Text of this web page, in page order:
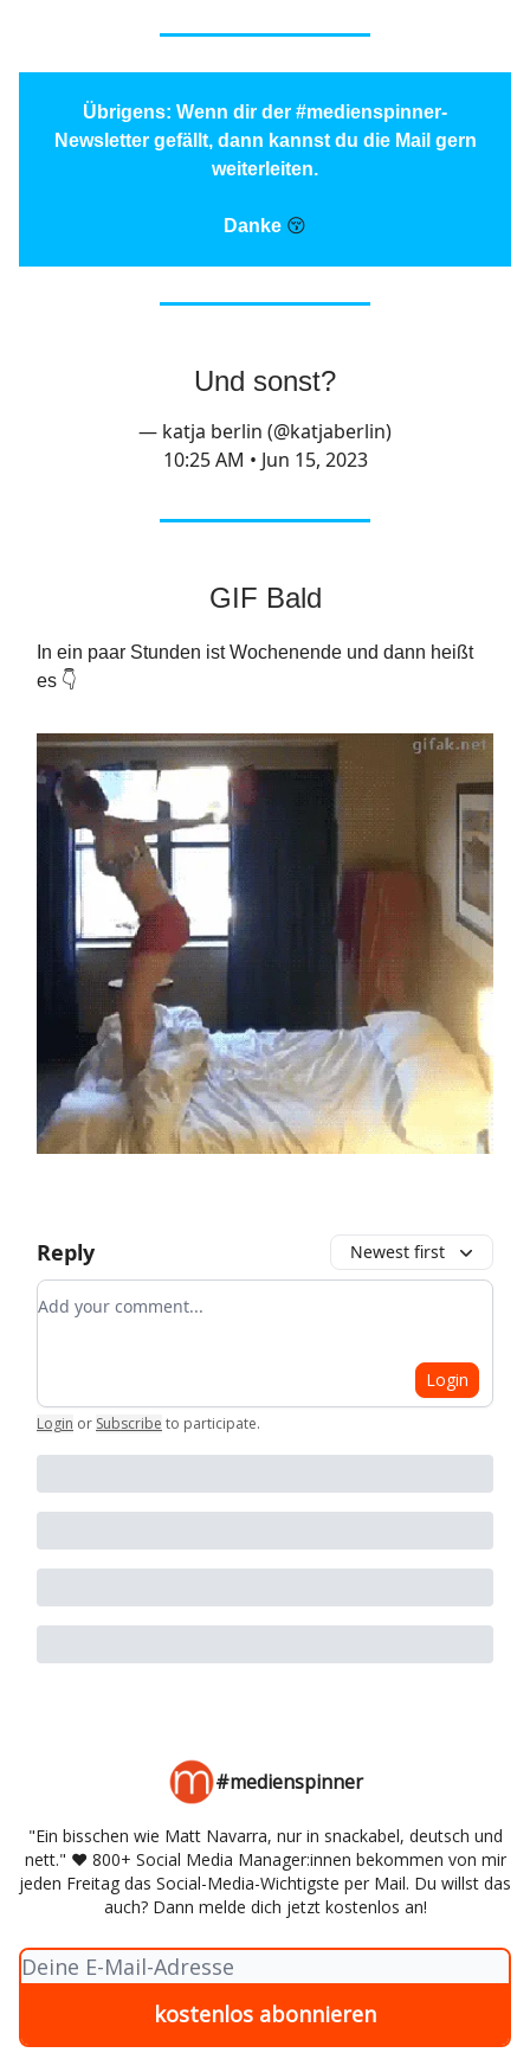
Übrigens: Wenn dir der #medienspinner-
Newsletter gefällt, dann kannst du die Mail gern
weiterleiten.
Danke 😚
Und sonst?
— katja berlin (@katjaberlin)
10:25 AM • Jun 15, 2023
GIF Bald
In ein paar Stunden ist Wochenende und dann heißt
es 👇
Reply Newest first
Add your comment
Login
Login or Subscribe to participate.
#medienspinner
"Ein bisschen wie Matt Navarra, nur in snackabel, deutsch und
nett." ♥️ 800+ Social Media Manager:innen bekommen von mir
jeden Freitag das Social-Media-Wichtigste per Mail. Du willst das
auch? Dann melde dich jetzt kostenlos an!